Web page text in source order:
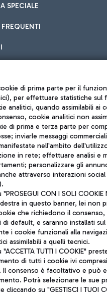
SPECIALE
sui social
TRAVEL JOURNAL
ITA
S.p.A. - Società soggetta
di Mundys S.p.A.
e Registro delle Imprese di
62.224.743,00 int. vers.
Via Pier Paolo Racchetti 1 -
di prima parte per il
per effettuare statistiche sul
analitici, quando assimilabili ai
cookie analitici non
di prima e terza parte per
inviarle messaggi
nell'ambito
in rete; effettuare analisi e
personalizzare gli
attraverso interazioni
CON I SOLI COOKIE
in questo banner, lei non
che richiedono il
di default, e saranno installati
i cookie funzionali alla
assimilabili a quelli tecnici.
TUTTI I COOKIE"
di tutti i cookie ivi
Il consenso è facoltativo e può
Potrà selezionare le sue
cliccando su "GESTISCI I TUOI